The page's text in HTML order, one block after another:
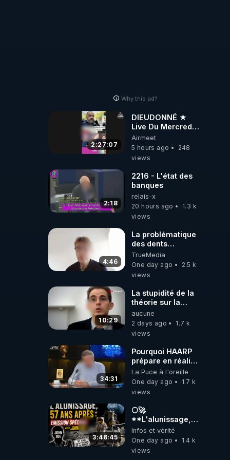
Why this ad?
2:27:07
DIEUDONNÉ ★
Live Du Mercredi
5 Août 2026
Airmeet
5 hours ago
248
views
2:18
2216 - L'état des
banques
relais-x
20 hours ago
1.3 k
views
4:46
La problématique
des dents
dévitalisées et
des implants
TrueMedia
One day ago
2.5 k
views
10:29
La stupidité de la
théorie sur la
responsabilité de
l’homme
concernant le
carbone.
aucune
2 days ago
1.7 k
views
34:31
Pourquoi HAARP
prépare en réalité
un CHAOS
climatique, on
répond
La Puce à l'oreille
One day ago
1.7 k
views
3:46:45
🌕🚀
**L'alunissage,
57 ans après :
Émission spéciale
avec John Doe
Infos et vérité
One day ago
1.4 k
views